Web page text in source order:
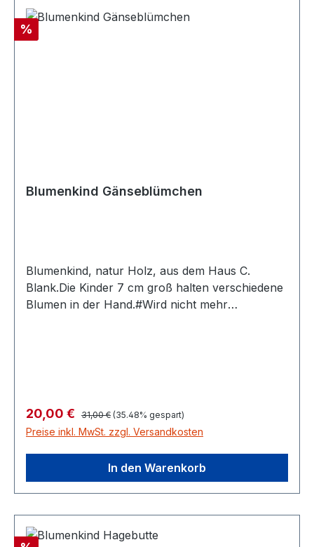
Rabatt
%
Blumenkind Gänseblümchen
Blumenkind, natur Holz, aus dem Haus C.
Blank.Die Kinder 7 cm groß halten verschiedene
Blumen in der Hand.#Wird nicht mehr
Verkaufspreis:
20,00 € Regulärer Preis:
31,00 € (35.48% gespart)
Preise inkl. MwSt. zzgl. Versandkosten
In den Warenkorb